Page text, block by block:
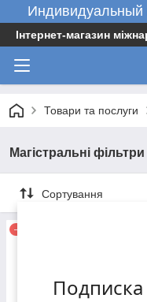
Индивидуальный
Інтернет-магазин
Товари та послуги
Магістральні фільтри
Сортування
–20%